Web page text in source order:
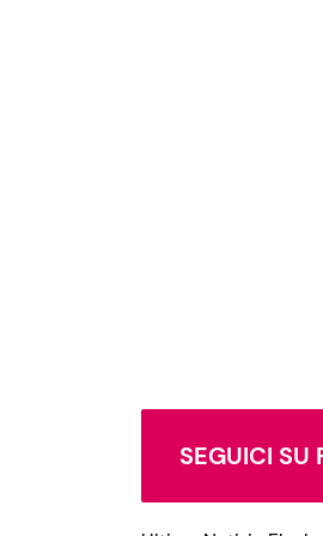
SEGUICI SU